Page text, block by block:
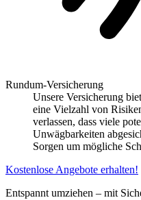
Rundum-Versicherung
Unsere Versicherung
eine Vielzahl von
verlassen, dass viele
Unwägbarkeiten
Sorgen um mögliche
Kostenlose Angebote erhalten!
Entspannt umziehen – mit